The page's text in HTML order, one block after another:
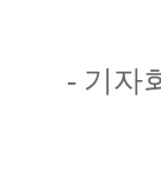
- 기자